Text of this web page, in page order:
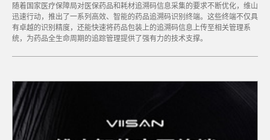
随着国家医疗保障局对医保药品和耗材追溯码信息采集的要求不断优化，维山
迅速行动，推出了一系列高效、智能的药品追溯码识别终端。这些终端不仅具
有卓越的识别精度，还能快速将药品包装上的追溯码信息上传至相关管理系
统，为药品全生命周期的追踪管理提供了强有力的技术支撑。